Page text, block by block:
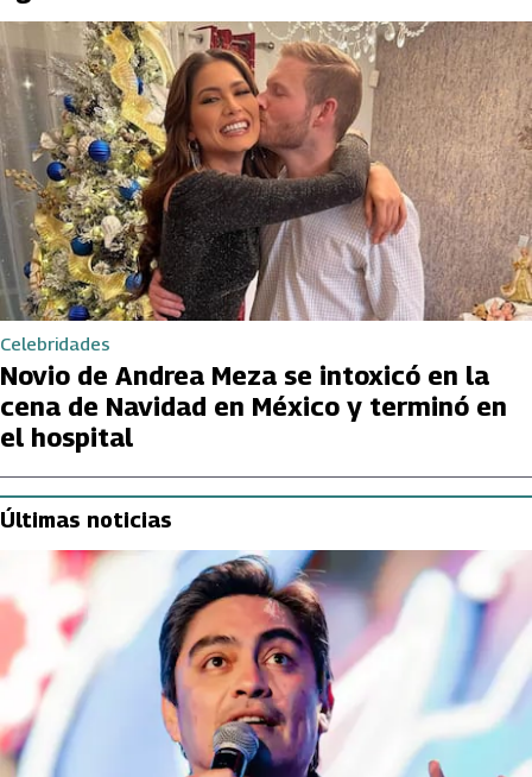
Celebridades
Novio de Andrea Meza se intoxicó en la
cena de Navidad en México y terminó en
el hospital
Últimas noticias